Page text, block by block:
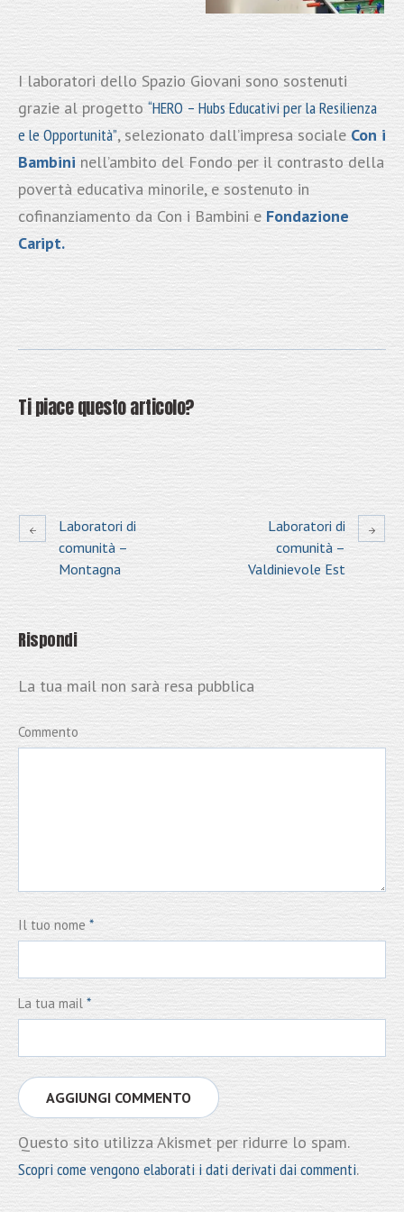
I laboratori dello Spazio Giovani sono sostenuti
grazie al progetto“HERO – Hubs Educativi per la Resilienza
e le Opportunità”, selezionato dall’impresa sociale Con i
Bambini nell’ambito del Fondo per il contrasto della
povertà educativa minorile, e sostenuto in
cofinanziamento da Con i Bambini e Fondazione
Caript.
Ti piace questo articolo?
Laboratori di
comunità –
Montagna
Laboratori di
comunità –
Valdinievole Est
Rispondi
La tua mail non sarà resa pubblica
Commento
Il tuo nome *
La tua mail *
Questo sito utilizza Akismet per ridurre lo spam.
Scopri come vengono elaborati i dati derivati dai commenti.